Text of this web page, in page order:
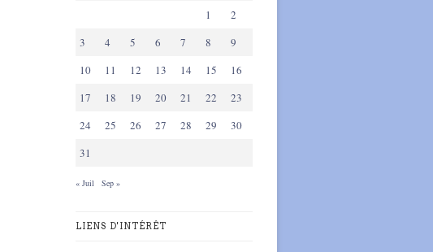
1
2
3
4 5 6 7 8
9
10
11 12 13 14 15
16
17
18 19 20 21 22
23
24
25 26 27 28 29
30
31
« Juil Sep »
LIENS D'INTÉRÊT